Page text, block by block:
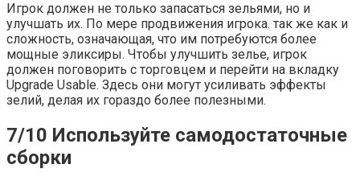
Игрок должен не только запасаться зельями, но и
улучшать их. По мере продвижения игрока. так же как и
сложность, означающая, что им потребуются более
мощные эликсиры. Чтобы улучшить зелье, игрок
должен поговорить с торговцем и перейти на вкладку
Upgrade Usable. Здесь они могут усиливать эффекты
зелий, делая их гораздо более полезными.
7/10 Используйте самодостаточные
сборки